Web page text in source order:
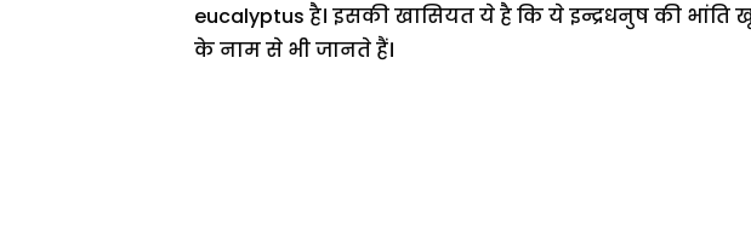
eucalyptus है। इसकी खासियत ये है कि ये इन्द्रधनुष की
के नाम से भी जानते हैं।